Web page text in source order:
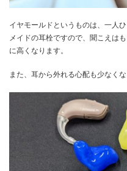
イヤモールドというものは、一人
メイドの耳栓ですので、聞こえは
に高くなります。
また、耳から外れる心配も少なくな